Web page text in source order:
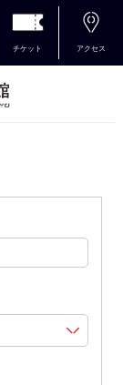
チケット アクセス